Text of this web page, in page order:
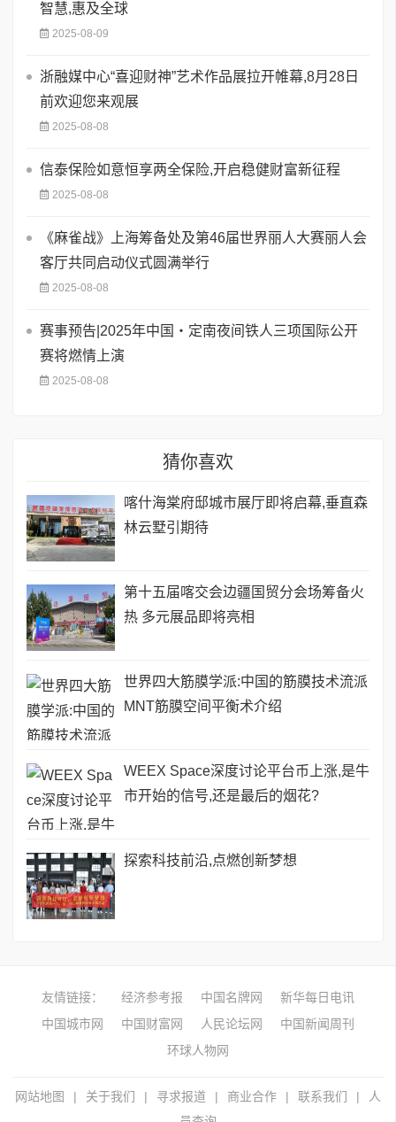
智慧,惠及全球
2025-08-09
浙融媒中心“喜迎财神”艺术作品展拉开帷幕,8月28日
前欢迎您来观展
2025-08-08
信泰保险如意恒享两全保险,开启稳健财富新征程
2025-08-08
《麻雀战》上海筹备处及第46届世界丽人大赛丽人会
客厅共同启动仪式圆满举行
2025-08-08
赛事预告|2025年中国・定南夜间铁人三项国际公开
赛将燃情上演
2025-08-08
猜你喜欢
喀什海棠府邸城市展厅即将启幕,垂直森
林云墅引期待
第十五届喀交会边疆国贸分会场筹备火
热 多元展品即将亮相
世界四大筋膜学派:中国的筋膜技术流派
MNT筋膜空间平衡术介绍
WEEX Space深度讨论平台币上涨,是牛
市开始的信号,还是最后的烟花?
探索科技前沿,点燃创新梦想
友情链接： 经济参考报 中国名牌网
新华每日电讯
中国城市网
中国财富网 人民论坛网
中国新闻周刊
环球人物网
网站地图 | 关于我们 | 寻求报道 | 商业合作 | 联系我们 |
人